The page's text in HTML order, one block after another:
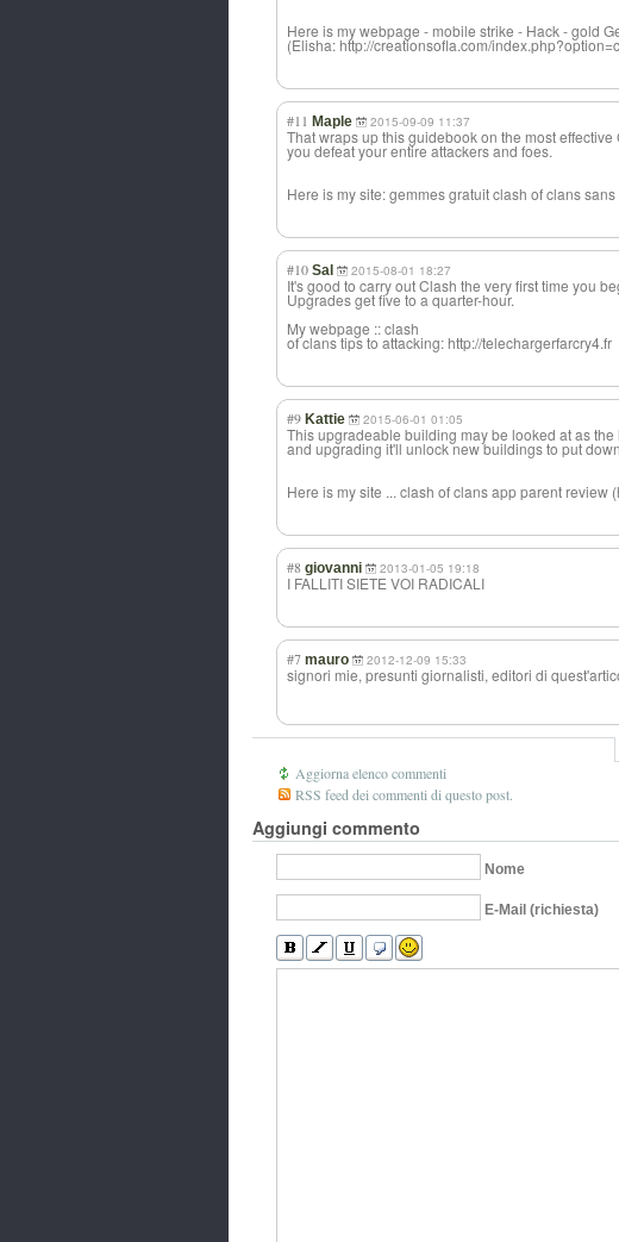
Here is my webpage - mobile strike - Hack - gold
(Elisha: http://creationsofla.com/
#11 Maple 2015-09-09 11:37
That wraps up this guidebook on the most
you defeat your entire attackers and foes.
Here is my site: gemmes gratuit clash of clans
#10 Sal 2015-08-01 18:27
It's good to carry out Clash the very first time you
Upgrades get five to a quarter-hour.
My webpage :: clash
of clans tips to attacking: http://telechargerfarcry4.fr
#9 Kattie 2015-06-01 01:05
This upgradeable building may be looked at as the
and upgrading it'll unlock new buildings to put
Here is my site ... clash of clans app parent review
#8 giovanni 2013-01-05 19:18
I FALLITI SIETE VOI RADICALI
#7 mauro 2012-12-09 15:33
signori mie, presunti giornalisti, editori di
Aggiorna elenco commenti
RSS feed dei commenti di questo post.
Aggiungi commento
Nome
E-Mail (richiesta)